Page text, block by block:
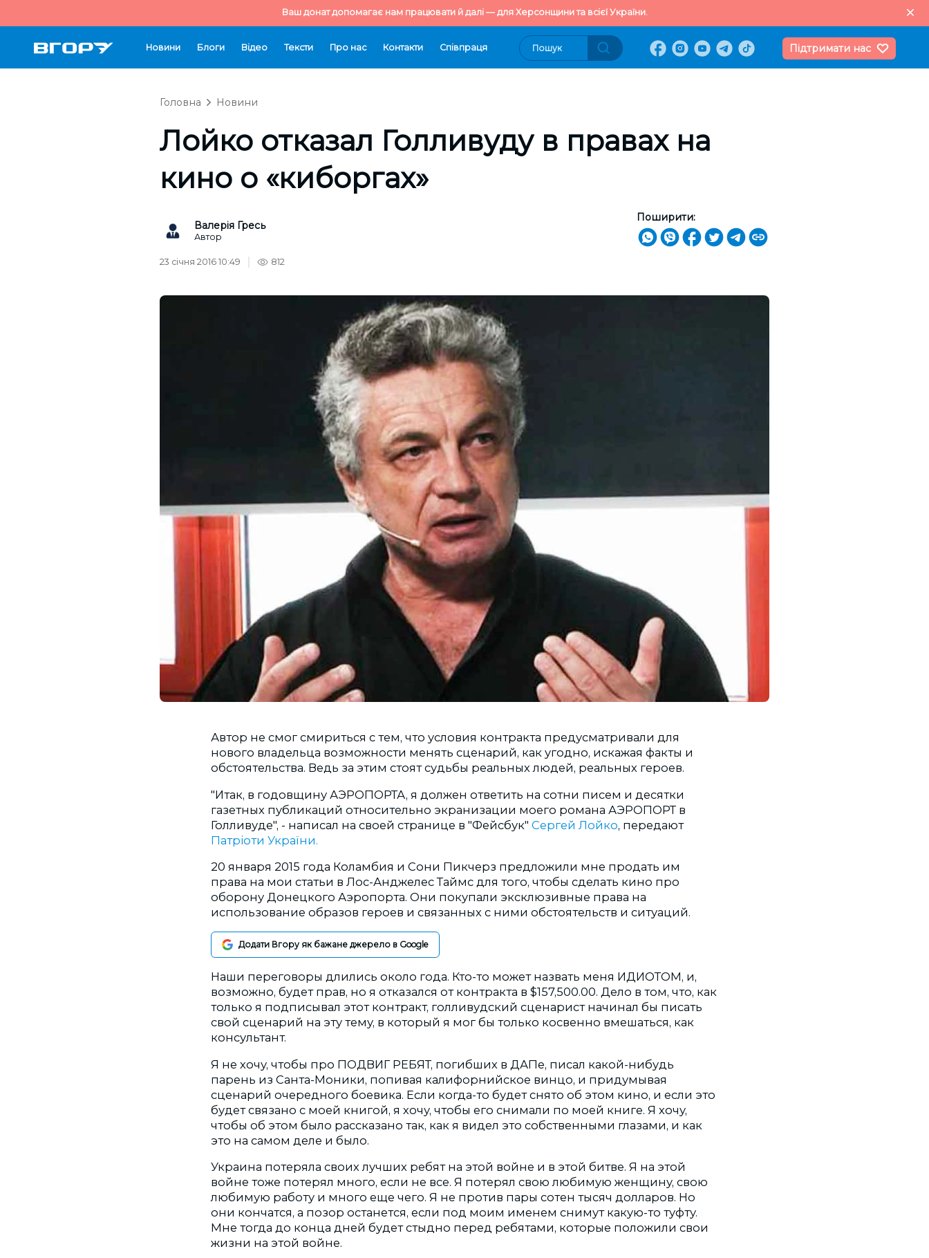
Ваш донат допомагає нам працювати й далі — для Херсонщини та всієї України.
Новини Блоги Відео Тексти Про нас Контакти Cпівпраця Підтримати нас
Головна Новини
Лойко отказал Голливуду в правах на
кино о «киборгах»
Валерія Гресь
Автор
Поширити:
23 січня 2016 10:49 812
Автор не смог смириться с тем, что условия контракта предусматривали для
нового владельца возможности менять сценарий, как угодно, искажая факты и
обстоятельства. Ведь за этим стоят судьбы реальных людей, реальных героев.
"Итак, в годовщину АЭРОПОРТА, я должен ответить на сотни писем и десятки
газетных публикаций относительно экранизации моего романа АЭРОПОРТ в
Голливуде", - написал на своей странице в "Фейсбук" Сергей Лойко, передают
Патріоти України.
20 января 2015 года Коламбия и Сони Пикчерз предложили мне продать им
права на мои статьи в Лос-Анджелес Таймс для того, чтобы сделать кино про
оборону Донецкого Аэропорта. Они покупали эксклюзивные права на
использование образов героев и связанных с ними обстоятельств и ситуаций.
Додати Вгору як бажане джерело в Google
Наши переговоры длились около года. Кто-то может назвать меня ИДИОТОМ, и,
возможно, будет прав, но я отказался от контракта в $157,500.00. Дело в том, что, как
только я подписывал этот контракт, голливудский сценарист начинал бы писать
свой сценарий на эту тему, в который я мог бы только косвенно вмешаться, как
консультант.
Я не хочу, чтобы про ПОДВИГ РЕБЯТ, погибших в ДАПе, писал какой-нибудь
парень из Санта-Моники, попивая калифорнийское винцо, и придумывая
сценарий очередного боевика. Если когда-то будет снято об этом кино, и если это
будет связано с моей книгой, я хочу, чтобы его снимали по моей книге. Я хочу,
чтобы об этом было рассказано так, как я видел это собственными глазами, и как
это на самом деле и было.
Украина потеряла своих лучших ребят на этой войне и в этой битве. Я на этой
войне тоже потерял много, если не все. Я потерял свою любимую женщину, свою
любимую работу и много еще чего. Я не против пары сотен тысяч долларов. Но
они кончатся, а позор останется, если под моим именем снимут какую-то туфту.
Мне тогда до конца дней будет стыдно перед ребятами, которые положили свои
жизни на этой войне.